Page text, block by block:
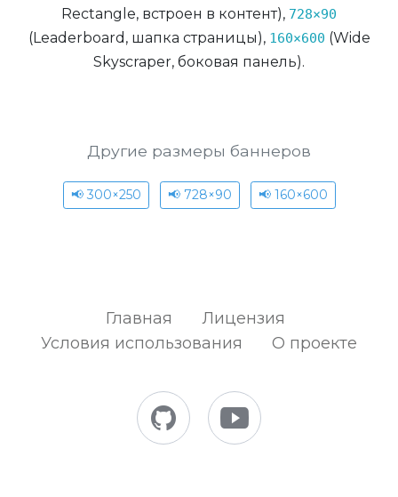
Rectangle, встроен в контент), 728×90
(Leaderboard, шапка страницы), 160×600 (Wide
Skyscraper, боковая панель).
Другие размеры баннеров
📢 300×250 📢 728×90 📢 160×600
Главная
Лицензия
Условия использования
О проекте